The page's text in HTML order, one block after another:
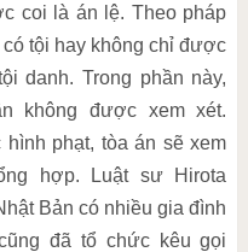
coi là án lệ. Theo pháp
tội hay không chỉ được
danh. Trong phần này,
không được xem xét.
phạt, tòa án sẽ xem
hợp. Luật sư Hirota
Bản có nhiều gia đình
đã tổ chức kêu gọi